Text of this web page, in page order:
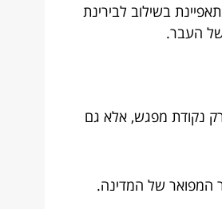
בשילוב לבירינת
של העבר.
נקודת מפגש, אלא גם
המפואר של המדינה.